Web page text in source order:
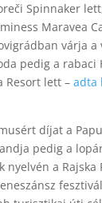
Spinnaker
Maravea
várja a
pedig a rabaci
Resort lett – adta
díjat a
pedig a
nyelvén a Rajska